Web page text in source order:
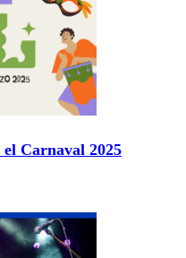
Carnaval 2025